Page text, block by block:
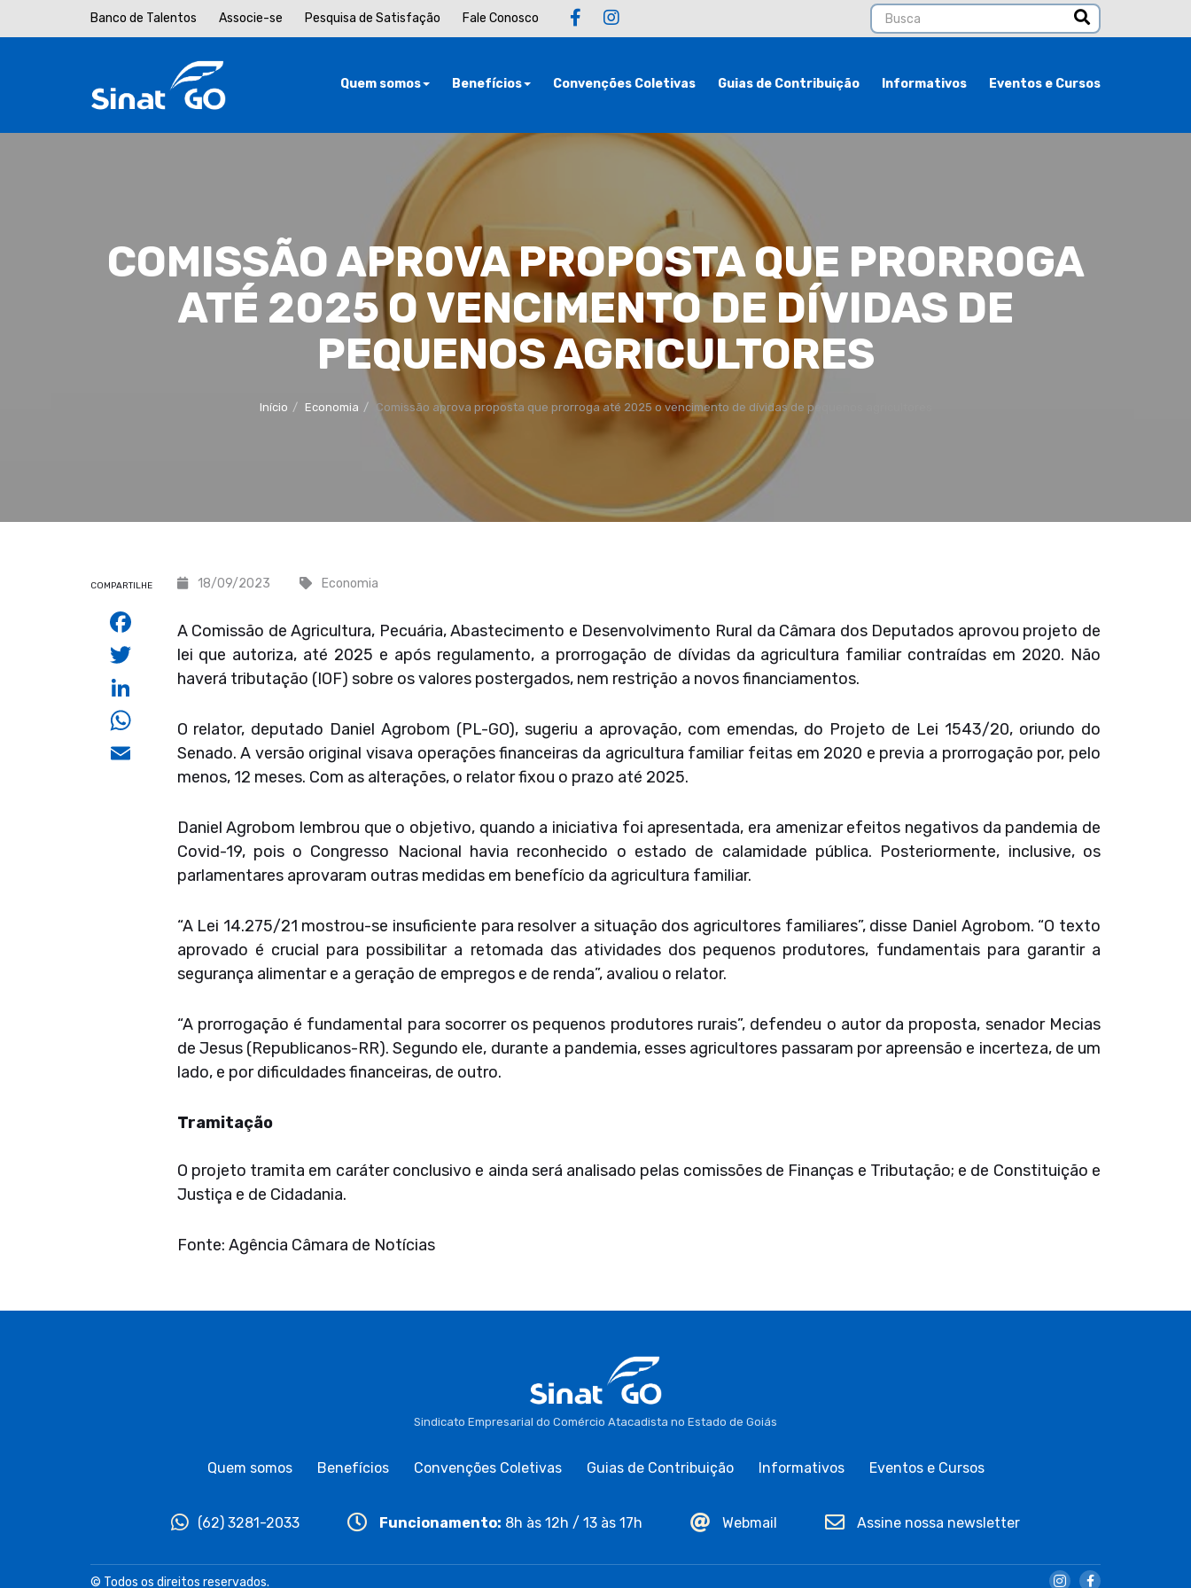
Banco de Talentos Associe-se Pesquisa de Satisfação Fale Conosco
Quem somos Benefícios Convenções Coletivas Guias de Contribuição Informativos Eventos e Cursos
COMISSÃO APROVA PROPOSTA QUE PRORROGA
ATÉ 2025 O VENCIMENTO DE DÍVIDAS DE
PEQUENOS AGRICULTORES
Início Economia Comissão aprova proposta que prorroga até 2025 o vencimento de dívidas de pequenos agricultores
18/09/2023 Economia
A Comissão de Agricultura, Pecuária, Abastecimento e Desenvolvimento Rural da Câmara dos Deputados aprovou projeto de
lei que autoriza, até 2025 e após regulamento, a prorrogação de dívidas da agricultura familiar contraídas em 2020. Não
haverá tributação (IOF) sobre os valores postergados, nem restrição a novos financiamentos.
O relator, deputado Daniel Agrobom (PL-GO), sugeriu a aprovação, com emendas, do Projeto de Lei 1543/20, oriundo do
Senado. A versão original visava operações financeiras da agricultura familiar feitas em 2020 e previa a prorrogação por, pelo
menos, 12 meses. Com as alterações, o relator fixou o prazo até 2025.
Daniel Agrobom lembrou que o objetivo, quando a iniciativa foi apresentada, era amenizar efeitos negativos da pandemia de
Covid-19, pois o Congresso Nacional havia reconhecido o estado de calamidade pública. Posteriormente, inclusive, os
parlamentares aprovaram outras medidas em benefício da agricultura familiar.
“A Lei 14.275/21 mostrou-se insuficiente para resolver a situação dos agricultores familiares”, disse Daniel Agrobom. “O texto
aprovado é crucial para possibilitar a retomada das atividades dos pequenos produtores, fundamentais para garantir a
segurança alimentar e a geração de empregos e de renda”, avaliou o relator.
“A prorrogação é fundamental para socorrer os pequenos produtores rurais”, defendeu o autor da proposta, senador Mecias
de Jesus (Republicanos-RR). Segundo ele, durante a pandemia, esses agricultores passaram por apreensão e incerteza, de um
lado, e por dificuldades financeiras, de outro.
Tramitação
O projeto tramita em caráter conclusivo e ainda será analisado pelas comissões de Finanças e Tributação; e de Constituição e
Justiça e de Cidadania.
Fonte: Agência Câmara de Notícias
COMPARTILHE
Facebook
Twitter
LinkedIn
WhatsApp
Email
Sindicato Empresarial do Comércio Atacadista no Estado de Goiás
Quem somos Benefícios Convenções Coletivas Guias de Contribuição Informativos Eventos e Cursos
(62) 3281-2033 Funcionamento: 8h às 12h / 13 às 17h Webmail Assine nossa newsletter
© Todos os direitos reservados.